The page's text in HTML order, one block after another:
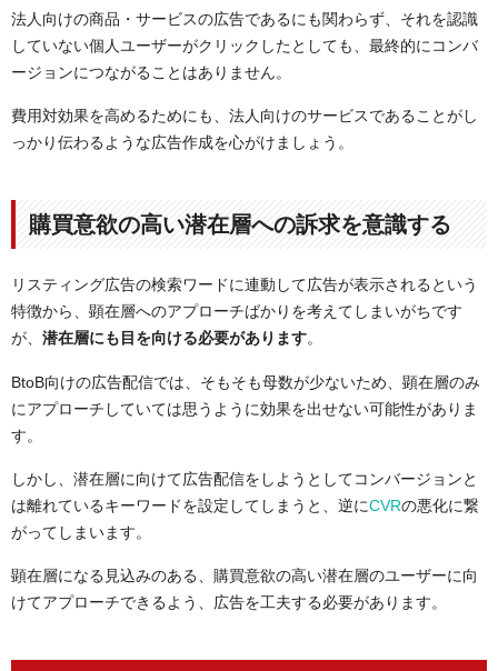
法人向けの商品・サービスの広告であるにも関わらず、それを認識
していない個人ユーザーがクリックしたとしても、最終的にコンバ
ージョンにつながることはありません。
費用対効果を高めるためにも、法人向けのサービスであることがし
っかり伝わるような広告作成を心がけましょう。
購買意欲の高い潜在層への訴求を意識する
リスティング広告の検索ワードに連動して広告が表示されるという
特徴から、顕在層へのアプローチばかりを考えてしまいがちです
が、 潜在層にも目を向ける必要があります。
BtoB向けの広告配信では、そもそも母数が少ないため、顕在層のみ
にアプローチしていては思うように効果を出せない可能性がありま
す。
しかし、潜在層に向けて広告配信をしようとしてコンバージョンと
は離れているキーワードを設定してしまうと、逆にCVRの悪化に繋
がってしまいます。
顕在層になる見込みのある、購買意欲の高い潜在層のユーザーに向
けてアプローチできるよう、広告を工夫する必要があります。